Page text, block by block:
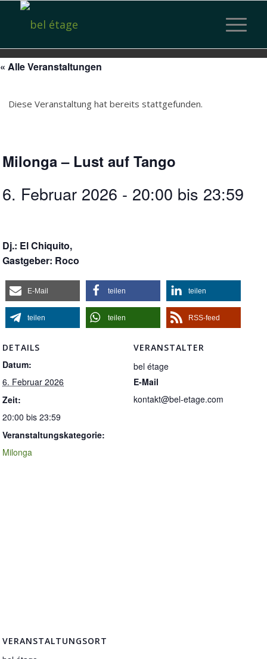
« Alle Veranstaltungen
Diese Veranstaltung hat bereits stattgefunden.
Milonga – Lust auf Tango
6. Februar 2026 - 20:00 bis 23:59
Dj.: El Chiquito,
Gastgeber: Roco
E-Mail teilen teilen
teilen teilen RSS-feed
DETAILS
Datum:
6. Februar 2026
Zeit:
20:00 bis 23:59
Veranstaltungskategorie:
Milonga
VERANSTALTER
bel étage
E-Mail
kontakt@bel-etage.com
VERANSTALTUNGSORT